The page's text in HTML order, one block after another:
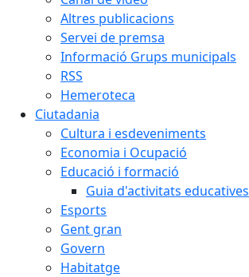
Altres publicacions
Servei de premsa
Informació Grups municipals
RSS
Hemeroteca
Ciutadania
Cultura i esdeveniments
Economia i Ocupació
Educació i formació
Guia d'activitats educatives
Esports
Gent gran
Govern
Habitatge